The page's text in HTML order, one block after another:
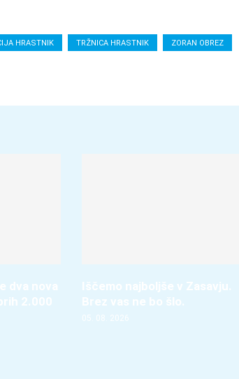
HRASTNIK TRŽNICA HRASTNIK ZORAN OBREZ
dva nova
2.000
Iščemo najboljše v Zasavju.
Brez vas ne bo šlo.
05. 08. 2026